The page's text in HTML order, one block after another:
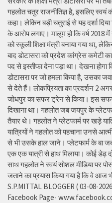
गहलोत चतुर राजनीतिज्ञ है, इसलिए स्वयं
कहा। लेकिन बड़ी चतुराई से यह दर्शा
के आरोप लगाए। मालूम हो कि वर्ष 2018
को स्कूली शिक्षा मंत्री बनाया गया था,
बाद डोटासरा को प्रदेश कांग्रेस कमेटी का
पद से इस्तीफा देना पड़ा था। देखना होगा
डोटासरा पर जो हमला किया है, उसका
से देते हैं। लोकप्रियता का प्रदर्शन 2
जोधपुर का सफर ट्रेन से किया। इस
दिखाना था। गहलोत जब जयपुर के
तैयार थे। गहलोत ने प्लेटफार्म पर खड़े
यात्रियों ने गहलोत को पहचाना उनसे
से भी उसके हाल जाने। प्लेटफार्म के बा
एक एक यात्री से हाथ मिलाया। कोई डेढ़
साथ गहलोत ने स्वयं सोशल मीडिया पर
जताने का प्रयास किया गया है कि वे आज
S.P.MITTAL BLOGGER ( 03-08-
Facebook Page-